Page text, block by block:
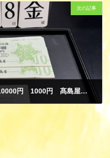
次の記事
全国百貨店共通 商品券綴 10000円 1000円 髙島屋 デパート 金券 ギフトカード 買取